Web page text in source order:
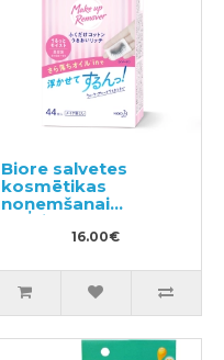
Biore salvetes
kosmētikas
noņemšanai
(papildus bloks)
16.00€